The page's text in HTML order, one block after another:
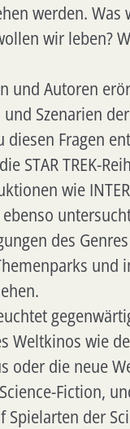
werden. Was
wir leben?
und Autoren
Szenarien
diesen Fragen
STAR TREK-
wie
des
und
Weltkinos wie
oder die neue
Fiction,
Spielarten der